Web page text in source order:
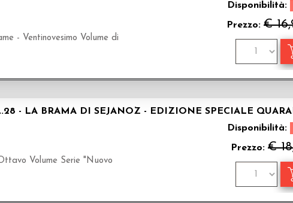
- Ventinovesimo Volume di
Disponibilità:
Prezzo: €
- LA BRAMA DI SEJANOZ - EDIZIONE SPECIALE
Volume Serie "Nuovo
Disponibilità:
Prezzo: €